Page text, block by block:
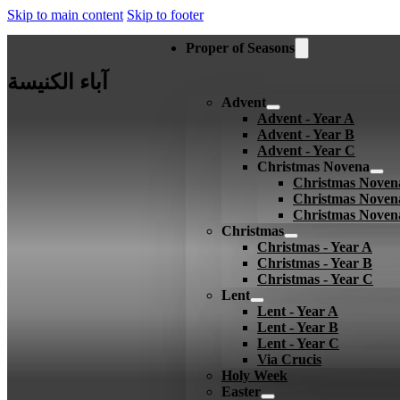
Skip to main content Skip to footer
Proper of Seasons
Advent
Advent - Year A
Advent - Year B
Advent - Year C
Christmas Novena
Christmas
Christmas
Christmas
Christmas
Christmas - Year A
Christmas - Year B
Christmas - Year C
Lent
Lent - Year A
Lent - Year B
Lent - Year C
Via Crucis
Holy Week
Easter
آباء الكنيسة